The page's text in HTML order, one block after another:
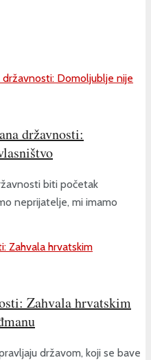
državnosti:
biti početak
neprijatelje, mi imamo
Zahvala hrvatskim
državom, koji se bave